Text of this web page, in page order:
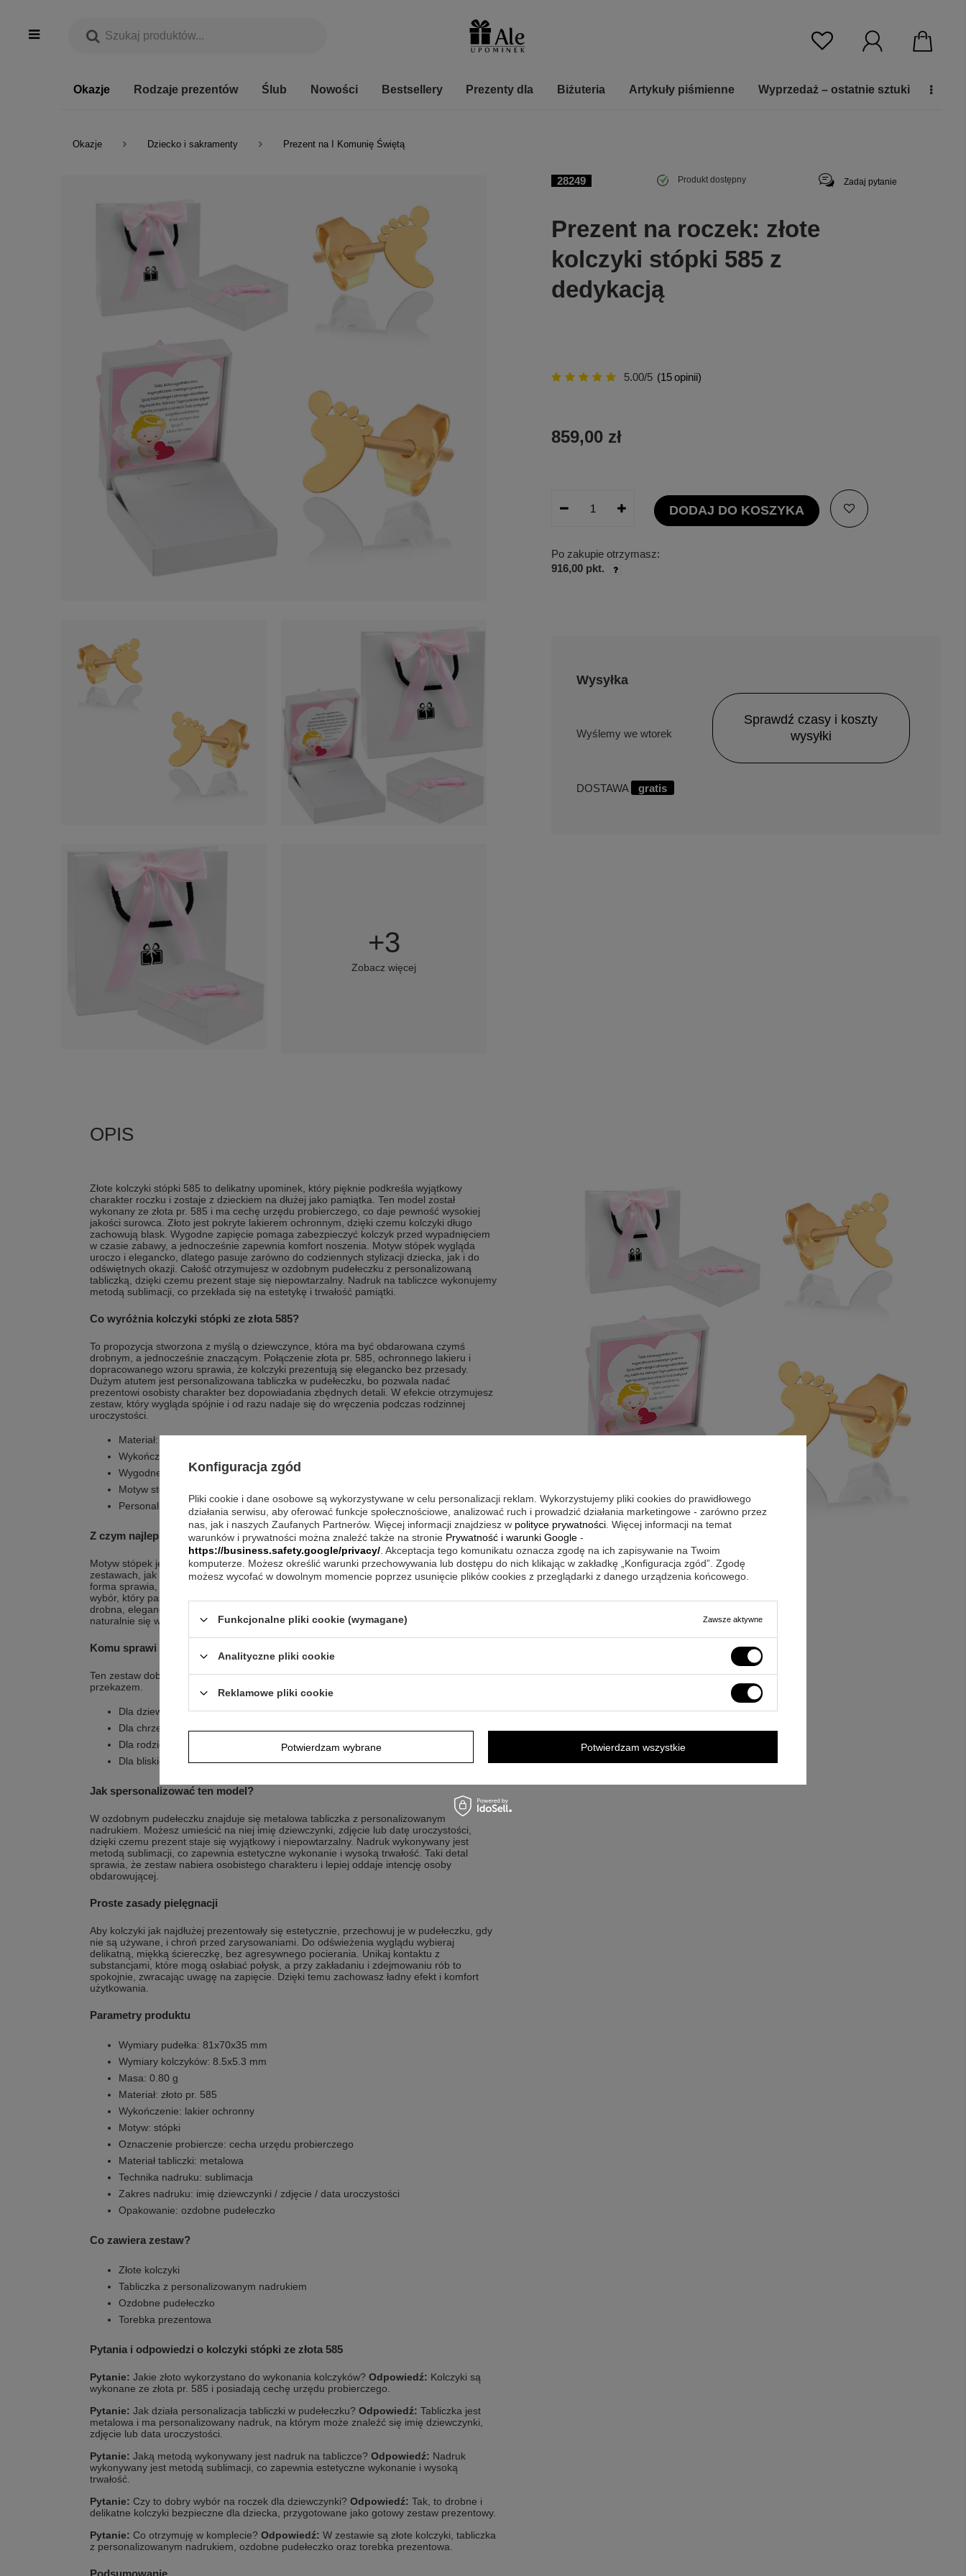
Okazje Rodzaje prezentów Ślub Nowości Bestsellery Prezenty dla Biżuteria Artykuły piśmienne Wyprzedaż – ostatnie sztuki
Okazje Dziecko i sakramenty Prezent na I Komunię Świętą
+3
Zobacz więcej
28249 Produkt dostępny Zadaj pytanie
Prezent na roczek: złote
kolczyki stópki 585 z
dedykacją
5.00/5 (15opinii)
859,00 zł
DODAJ DO KOSZYKA
Po zakupie otrzymasz:
916,00 pkt.
Wysyłka
we wtorek
DOSTAWA gratis
Sprawdź czasy i koszty
wysyłki
Złote kolczyki stópki 585 to delikatny upominek, który pięknie podkreśla wyjątkowy
charakter roczku i zostaje z dzieckiem na dłużej jako pamiątka. Ten model został
wykonany ze złota pr. 585 i ma cechę urzędu probierczego, co daje pewność wysokiej
jakości surowca. Złoto jest pokryte lakierem ochronnym, dzięki czemu kolczyki długo
zachowują blask. Wygodne zapięcie pomaga zabezpieczyć kolczyk przed wypadnięciem
w czasie zabawy, a jednocześnie zapewnia komfort noszenia. Motyw stópek wygląda
uroczo i elegancko, dlatego pasuje zarówno do codziennych stylizacji dziecka, jak i do
odświętnych okazji. Całość otrzymujesz w ozdobnym pudełeczku z personalizowaną
tabliczką, dzięki czemu prezent staje się niepowtarzalny. Nadruk na tabliczce wykonujemy
metodą sublimacji, co przekłada się na estetykę i trwałość pamiątki.
Co wyróżnia kolczyki stópki ze złota 585?
To propozycja stworzona z myślą o dziewczynce, która ma być obdarowana czymś
drobnym, a jednocześnie znaczącym. Połączenie złota pr. 585, ochronnego lakieru i
dopracowanego wzoru sprawia, że kolczyki prezentują się elegancko bez przesady.
Dużym atutem jest personalizowana tabliczka w pudełeczku, bo pozwala nadać
prezentowi osobisty charakter bez dopowiadania zbędnych detali. W efekcie otrzymujesz
zestaw, który wygląda spójnie i od razu nadaje się do wręczenia podczas rodzinnej
uroczystości.
Materiał: złoto pr. 585 z cechą urzędu probierczego
Wykończenie złota lakierem ochronnym dla dłuższego zachowania blasku
Wygodne zapięcie zwiększające bezpieczeństwo noszenia
Motyw stópek łączący urok z eleganckim wyglądem
Personalizowana tabliczka w ozdobnym pudełeczku tworząca unikatowy prezent
Z czym najlepiej go łączyć?
Motyw stópek jest subtelny, więc dobrze wygląda zarówno w prostych, codziennych
zestawach, jak i przy bardziej uroczystych stylizacjach na rodzinne spotkania. Delikatna
forma sprawia, że kolczyki nie dominują, a jedynie dodają dziewczęcego akcentu. To
wybór, który pasuje do okazji takich jak roczek, a jednocześnie pozostaje na później jako
drobna, elegancka biżuteria. Jeśli zależy Ci na efekcie „ładnie, ale z klasą”, ten wzór
naturalnie się w to wpisuje.
Komu sprawi największą radość?
Ten zestaw dobrze odpowiada na różne potrzeby osób szukających prezentu z jasnym
przekazem.
Dla dziewczynki, która otrzymuje pamiątkę z okazji roczku
Dla chrześnicy, gdy chcesz podarować drobny, elegancki akcent
Dla rodziców, którzy cenią trwałą pamiątkę z personalnym detalem
Dla bliskich, którzy chcą wręczyć prezent gotowy do podania w estetycznej oprawie
Jak spersonalizować ten model?
W ozdobnym pudełeczku znajduje się metalowa tabliczka z personalizowanym
nadrukiem. Możesz umieścić na niej imię dziewczynki, zdjęcie lub datę uroczystości,
dzięki czemu prezent staje się wyjątkowy i niepowtarzalny. Nadruk wykonywany jest
metodą sublimacji, co zapewnia estetyczne wykonanie i wysoką trwałość. Taki detal
sprawia, że zestaw nabiera osobistego charakteru i lepiej oddaje intencję osoby
obdarowującej.
Proste zasady pielęgnacji
Aby kolczyki jak najdłużej prezentowały się estetycznie, przechowuj je w pudełeczku, gdy
nie są używane, i chroń przed zarysowaniami. Do odświeżenia wyglądu wybieraj
delikatną, miękką ściereczkę, bez agresywnego pocierania. Unikaj kontaktu z
substancjami, które mogą osłabiać połysk, a przy zakładaniu i zdejmowaniu rób to
spokojnie, zwracając uwagę na zapięcie. Dzięki temu zachowasz ładny efekt i komfort
użytkowania.
Parametry produktu
Wymiary pudełka: 81x70x35 mm
Wymiary kolczyków: 8.5x5.3 mm
Masa: 0.80 g
Materiał: złoto pr. 585
Wykończenie: lakier ochronny
Motyw: stópki
Oznaczenie probiercze: cecha urzędu probierczego
Materiał tabliczki: metalowa
Technika nadruku: sublimacja
Zakres nadruku: imię dziewczynki / zdjęcie / data uroczystości
Opakowanie: ozdobne pudełeczko
Co zawiera zestaw?
Złote kolczyki
Tabliczka z personalizowanym nadrukiem
Ozdobne pudełeczko
Torebka prezentowa
Pytania i odpowiedzi o kolczyki stópki ze złota 585
Pytanie: Jakie złoto wykorzystano do wykonania kolczyków? Odpowiedź: Kolczyki są
wykonane ze złota pr. 585 i posiadają cechę urzędu probierczego.
Pytanie: Jak działa personalizacja tabliczki w pudełeczku? Odpowiedź: Tabliczka jest
metalowa i ma personalizowany nadruk, na którym może znaleźć się imię dziewczynki,
zdjęcie lub data uroczystości.
Pytanie: Jaką metodą wykonywany jest nadruk na tabliczce? Odpowiedź: Nadruk
wykonywany jest metodą sublimacji, co zapewnia estetyczne wykonanie i wysoką
trwałość.
Pytanie: Czy to dobry wybór na roczek dla dziewczynki? Odpowiedź: Tak, to drobne i
delikatne kolczyki bezpieczne dla dziecka, przygotowane jako gotowy zestaw prezentowy.
Pytanie: Co otrzymuję w komplecie? Odpowiedź: W zestawie są złote kolczyki, tabliczka
z personalizowanym nadrukiem, ozdobne pudełeczko oraz torebka prezentowa.
Podsumowanie
Konfiguracja zgód
Pliki cookie i dane osobowe są wykorzystywane w celu personalizacji reklam. Wykorzystujemy pliki cookies do prawidłowego
działania serwisu, aby oferować funkcje społecznościowe, analizować ruch i prowadzić działania marketingowe - zarówno przez
nas, jak i naszych Zaufanych Partnerów. Więcej informacji znajdziesz w polityce prywatności . Więcej informacji na temat
warunków i prywatności można znaleźć także na stronie Prywatność i warunki Google -
https://business.safety.google/privacy/ . Akceptacja tego komunikatu oznacza zgodę na ich zapisywanie na Twoim
komputerze. Możesz określić warunki przechowywania lub dostępu do nich klikając w zakładkę „Konfiguracja zgód”. Zgodę
możesz wycofać w dowolnym momencie poprzez usunięcie plików cookies z przeglądarki z danego urządzenia końcowego.
Funkcjonalne pliki cookie (wymagane) Zawsze aktywne
Analityczne pliki cookie
Reklamowe pliki cookie
Potwierdzam wybrane Potwierdzam wszystkie